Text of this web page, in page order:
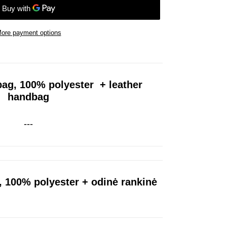
payment options
100% polyester + leather
handbag
---
polyester + odinė rankinė